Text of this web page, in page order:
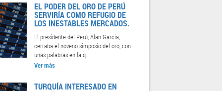
EL PODER DEL ORO DE PERÚ
SERVIRÍA COMO REFUGIO DE
LOS INESTABLES MERCADOS.
El presidente del Perú, Alan García,
cerraba el noveno simposio del oro, con
unas palabras en la q..
Ver más
TURQUÍA INTERESADO EN